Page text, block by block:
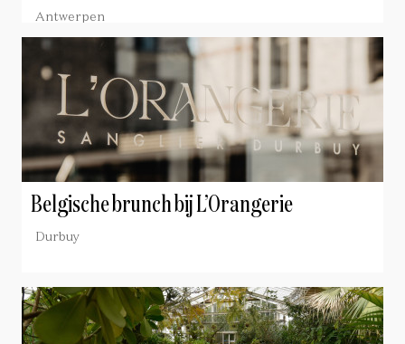
Antwerpen
Belgische brunch bij L’Orangerie
Durbuy